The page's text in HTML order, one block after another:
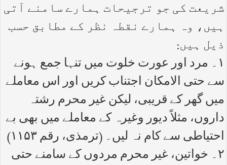
شریعت کی جو ترجیحات ہمارے سامنے آتی
ہیں، وہ ہمارے نقطہ نظر کے مطابق حسب
ذیل ہیں:
۱۔ مرد اور عورت خلوت میں تنہا جمع ہونے
سے حتی الامکان اجتناب کریں اور اس معاملے
میں گھر کے قریبی، لیکن غیر محرم رشتہ
داروں، مثلاً دیور وغیرہ کے معاملے میں بھی بے
احتیاطی سے کام نہ لیں۔ (ترمذی، رقم ۱۱۵۳)
۲۔ خواتین، غیر محرم مردوں کے سامنے حتی